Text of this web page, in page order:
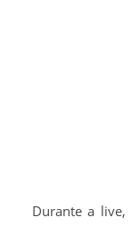
Durante a